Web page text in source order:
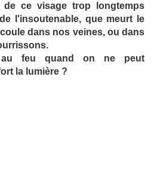
ce visage trop longtemps
l'insoutenable, que meurt le
dans nos veines, ou dans
au feu quand on ne peut
la lumière ?